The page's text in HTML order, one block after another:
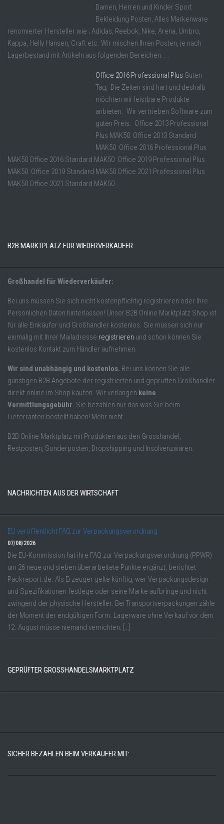
Damen, Herren und Kinder Sport
Bekleidung Posten, Alles Markenware
renomierter Hersteller wie ; Adidas, Reebok, Nike, Arena, Umbro,
Kappa, Helly Hansen, Craft etc. Wir mischen Ihren Posten, je nach
Lagerbestand mit Artikeln aus folgenden Bereichen: ...
Office 2016 Professional Plus Guten
Tag, Die Zeiten sind hart und deshalb
möchten wir leistbare Produkte
anbieten. Wir vertrieben Software zum
guten Preis. Office 2013 Professional
Plus MAK50 Office 2013 Standard
MAK50 Office 2016 Professional Plus
MAK50 Office 2016 Standard MAK50 Office 2019 Professional Plus
MAK50 Office 2019 Standard MAK50 Office 2021 Professional Plus
MAK50 Office 2021 Standard MAK50 ...
B2B MARKTPLATZ FÜR WIEDERVERKÄUFER
Großhandel für Wiederverkäufer:
Bei uns müssen Sie sich nicht kostenpflichtig registrieren oder Ihre
Persönlichen Daten hinterlassen! Unser B2B Online Marktplatz Shop ist
für alle Einkäufer und Großhändler kostenlos. Sie müssen sich nur
einmalig mit Ihrer Mailadresse registrieren und schon können Sie
kostenlos Kontakt zum Händler aufnehmen.
Wir sind unabhängig und kostenlos. Bei uns können Sie alle
günstigen B2B Angebote der registrierten und geprüften Großhändler
direkt online im Shop kaufen. Wir verlangen keine
Vermittlungsgebühr. Sie bezahlen nur das was Sie beim
Lieferranten bestellt haben! Mehr nicht.
B2B Online Marktplatz mit Produkten aus den Grosshandel,
Restposten, Sonderposten, Dropshipping und Insolvenzwaren.
NACHRICHTEN AUS DER WIRTSCHAFT
EU veröffentlicht FAQ zur Verpackungsverordnung
07/08/2026
Die EU-Kommission hat ihre FAQ zur Verpackungsverordnung (PPWR)
um 26 neue und sieben überarbeitete Punkte ergänzt, berichtet
Packreport.de. Als Erzeuger gelte künftig, wer Verpackungsdesign
und Spezifikationen festlege oder seine Marke aufbringe und nicht
zwingend der physische Hersteller. Bei Transportverpackungen zähle
der Moment der endgültigen Form. Lagerware ohne Verkauf vor dem
12. August müsse niemand vernichten; […]
GEPRÜFTER GROSSHANDELSMARKTPLATZ
SICHER BEZAHLEN BEIM VERKÄUFER MIT: